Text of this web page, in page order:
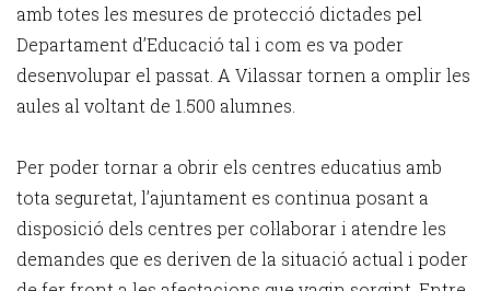
amb totes les mesures de protecció dictades pel
Departament d’Educació tal i com es va poder
desenvolupar el passat. A Vilassar tornen a omplir les
aules al voltant de 1.500 alumnes.
Per poder tornar a obrir els centres educatius amb
tota seguretat, l’ajuntament es continua posant a
disposició dels centres per col·laborar i atendre les
demandes que es deriven de la situació actual i poder